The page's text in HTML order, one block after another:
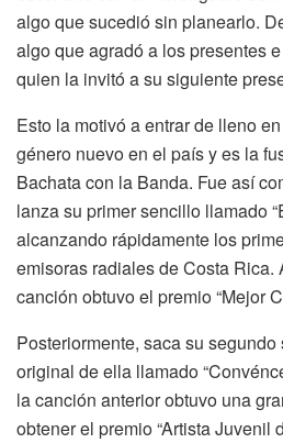
algo que sucedió sin planearlo.
algo que agradó a los presentes
quien la invitó a su siguiente
Esto la motivó a entrar de lleno
género nuevo en el país y es la
Bachata con la Banda. Fue así
lanza su primer sencillo llamado
alcanzando rápidamente los
emisoras radiales de Costa Rica.
canción obtuvo el premio “Mejor
Posteriormente, saca su
original de ella llamado
la canción anterior obtuvo una
obtener el premio “Artista Juvenil